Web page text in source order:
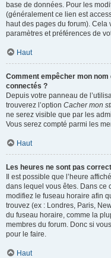
base de données. Pour les
(généralement ce lien est
haut des pages du forum).
paramètres et préférences de
Haut
Comment empêcher mon
connectés ?
Depuis votre panneau de
trouverez l’option Cacher mon
ne serez visible que par les
Vous serez compté parmi les
Haut
Les heures ne sont pas
Il est possible que l’heure
dans lequel vous êtes. Dans ce
modifiez le fuseau horaire afin
trouvez (ex : Londres, Paris,
du fuseau horaire, comme la
membres du forum. Donc si
pour le faire.
Haut